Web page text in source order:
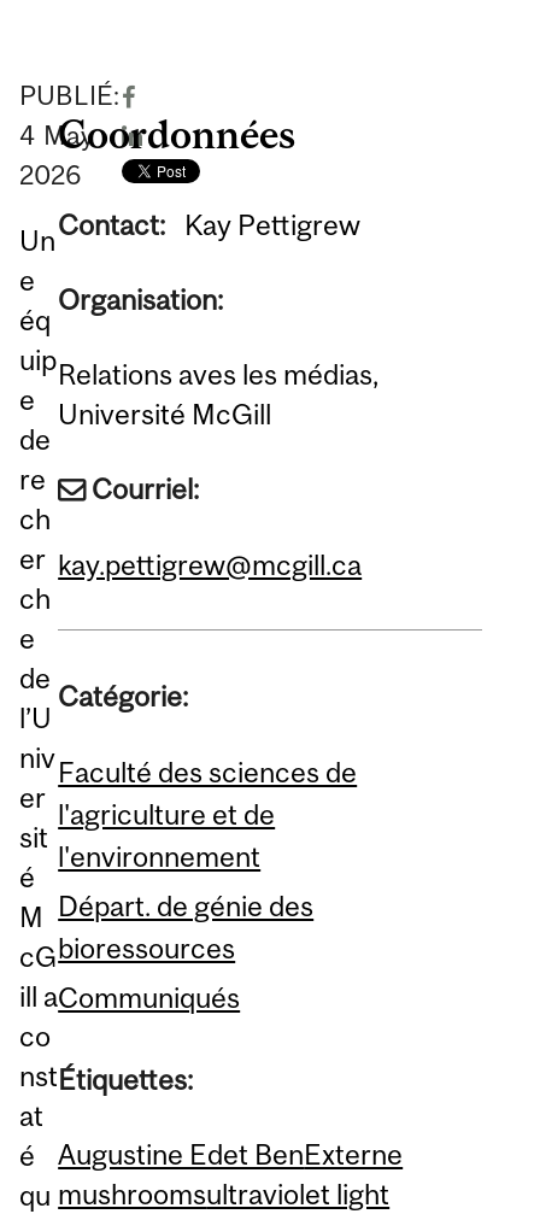
PUBLIÉ:
4 May
2026
Un
e
éq
uip
e
de
re
ch
er
ch
e
de
l’U
niv
er
sit
é
M
cG
ill a
co
nst
at
é
qu
Coordonnées
Contact: Kay Pettigrew
Organisation:
Relations aves les médias,
Université McGill
Courriel:
kay.pettigrew@mcgill.ca
Catégorie:
Faculté des sciences de
l'agriculture et de
l'environnement
Départ. de génie des
bioressources
Communiqués
Étiquettes:
Augustine Edet BenExterne
mushroomsultraviolet light